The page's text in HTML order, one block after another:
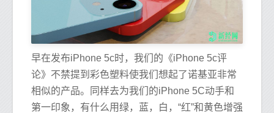
早在发布iPhone 5c时，我们的《iPhone 5c评
论》不禁提到彩色塑料使我们想起了诺基亚非常
相似的产品。同样去为我们的iPhone 5C动手和
第一印象，有什么用绿，蓝，白，“红”和黄色增强